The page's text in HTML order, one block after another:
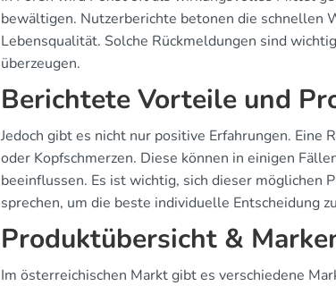
bewältigen. Nutzerberichte betonen die schnellen
Lebensqualität. Solche Rückmeldungen sind
überzeugen.
Berichtete Vorteile und
Jedoch gibt es nicht nur positive Erfahrungen.
oder Kopfschmerzen. Diese können in einigen
beeinflussen. Es ist wichtig, sich dieser möglichen
sprechen, um die beste individuelle Entscheidung
Produktübersicht &
Im österreichischen Markt gibt es verschiedene